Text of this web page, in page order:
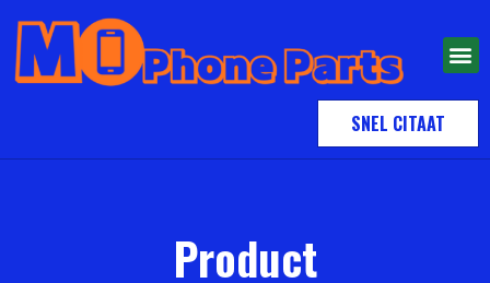
SNEL CITAAT
Product